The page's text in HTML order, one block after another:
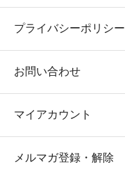
プライバシーポリシー
お問い合わせ
マイアカウント
メルマガ登録・解除